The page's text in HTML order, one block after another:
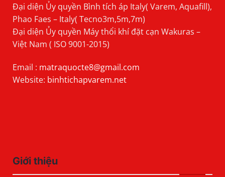
Đại diện Ủy quyền Bình tích áp Italy( Varem, Aquafill),
Phao Faes – Italy( Tecno3m,5m,7m)
Đại diện Ủy quyền Máy thổi khí đặt cạn Wakuras –
Việt Nam ( ISO 9001-2015)
Email : matraquocte8@gmail.com
Website: binhtichapvarem.net
Giới thiệu